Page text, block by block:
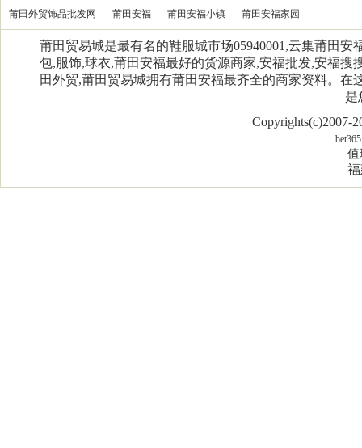
莆田外贸饰品批发网 莆田安福 莆田安福小镇 莆田安福家园
莆田贸易城是最有名的鞋服城市场05940001,云集莆田
包,服饰,球衣,莆田安福最好的货源商家,安福批发,安福
田外贸,莆田贸易城拥有莆田安福最齐全的商家资料。
是
Copyrights(c)2007-
bet365
值